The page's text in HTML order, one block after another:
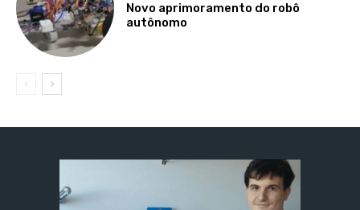
Novo aprimoramento do robô
autônomo